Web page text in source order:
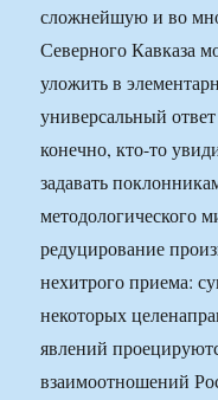
сложнейшую и во
Северного Кавказа
уложить в
универсальный
конечно, кто-то
задавать
методологического
редуцирование
нехитрого приема:
некоторых
явлений
взаимоотношений